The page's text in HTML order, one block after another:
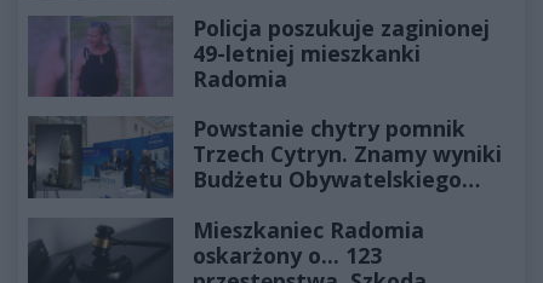
Policja poszukuje zaginionej
49-letniej mieszkanki
Radomia
Powstanie chytry pomnik
Trzech Cytryn. Znamy wyniki
Budżetu Obywatelskiego
Mieszkaniec Radomia
oskarżony o... 123